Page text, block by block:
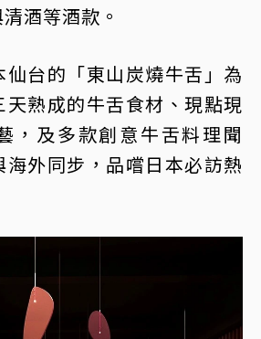
酒等酒款。
台的「東山炭燒牛舌」為
天熟成的牛舌食材、現點現
，及多款創意牛舌料理聞
外同步，品嚐日本必訪熱